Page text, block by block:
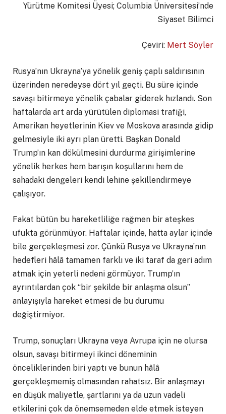
Yürütme Komitesi Üyesi; Columbia Üniversitesi’nde
Siyaset Bilimci
Çeviri: Mert Söyler
Rusya’nın Ukrayna’ya yönelik geniş çaplı saldırısının
üzerinden neredeyse dört yıl geçti. Bu süre içinde
savaşı bitirmeye yönelik çabalar giderek hızlandı. Son
haftalarda art arda yürütülen diplomasi trafiği,
Amerikan heyetlerinin Kiev ve Moskova arasında gidip
gelmesiyle iki ayrı plan üretti. Başkan Donald
Trump’ın kan dökülmesini durdurma girişimlerine
yönelik herkes hem barışın koşullarını hem de
sahadaki dengeleri kendi lehine şekillendirmeye
çalışıyor.
Fakat bütün bu hareketliliğe rağmen bir ateşkes
ufukta görünmüyor. Haftalar içinde, hatta aylar içinde
bile gerçekleşmesi zor. Çünkü Rusya ve Ukrayna’nın
hedefleri hâlâ tamamen farklı ve iki taraf da geri adım
atmak için yeterli nedeni görmüyor. Trump’ın
ayrıntılardan çok “bir şekilde bir anlaşma olsun”
anlayışıyla hareket etmesi de bu durumu
değiştirmiyor.
Trump, sonuçları Ukrayna veya Avrupa için ne olursa
olsun, savaşı bitirmeyi ikinci döneminin
önceliklerinden biri yaptı ve bunun hâlâ
gerçekleşmemiş olmasından rahatsız. Bir anlaşmayı
en düşük maliyetle, şartlarını ya da uzun vadeli
etkilerini çok da önemsemeden elde etmek isteyen